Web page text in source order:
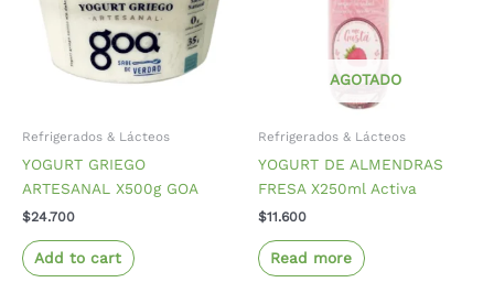
Refrigerados & Lácteos
YOGURT GRIEGO
ARTESANAL X500g GOA
$24.700
Add to cart
AGOTADO
Refrigerados & Lácteos
YOGURT DE ALMENDRAS
FRESA X250ml Activa
$11.600
Read more